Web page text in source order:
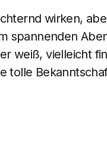
wirken,
spannenden
weiß, vielleicht
tolle